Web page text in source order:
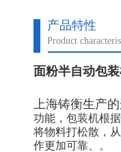
产品特性
Product
面粉半自动包
上海铸衡生产
功能，包装机根
将物料打松散，
作更加可靠、。